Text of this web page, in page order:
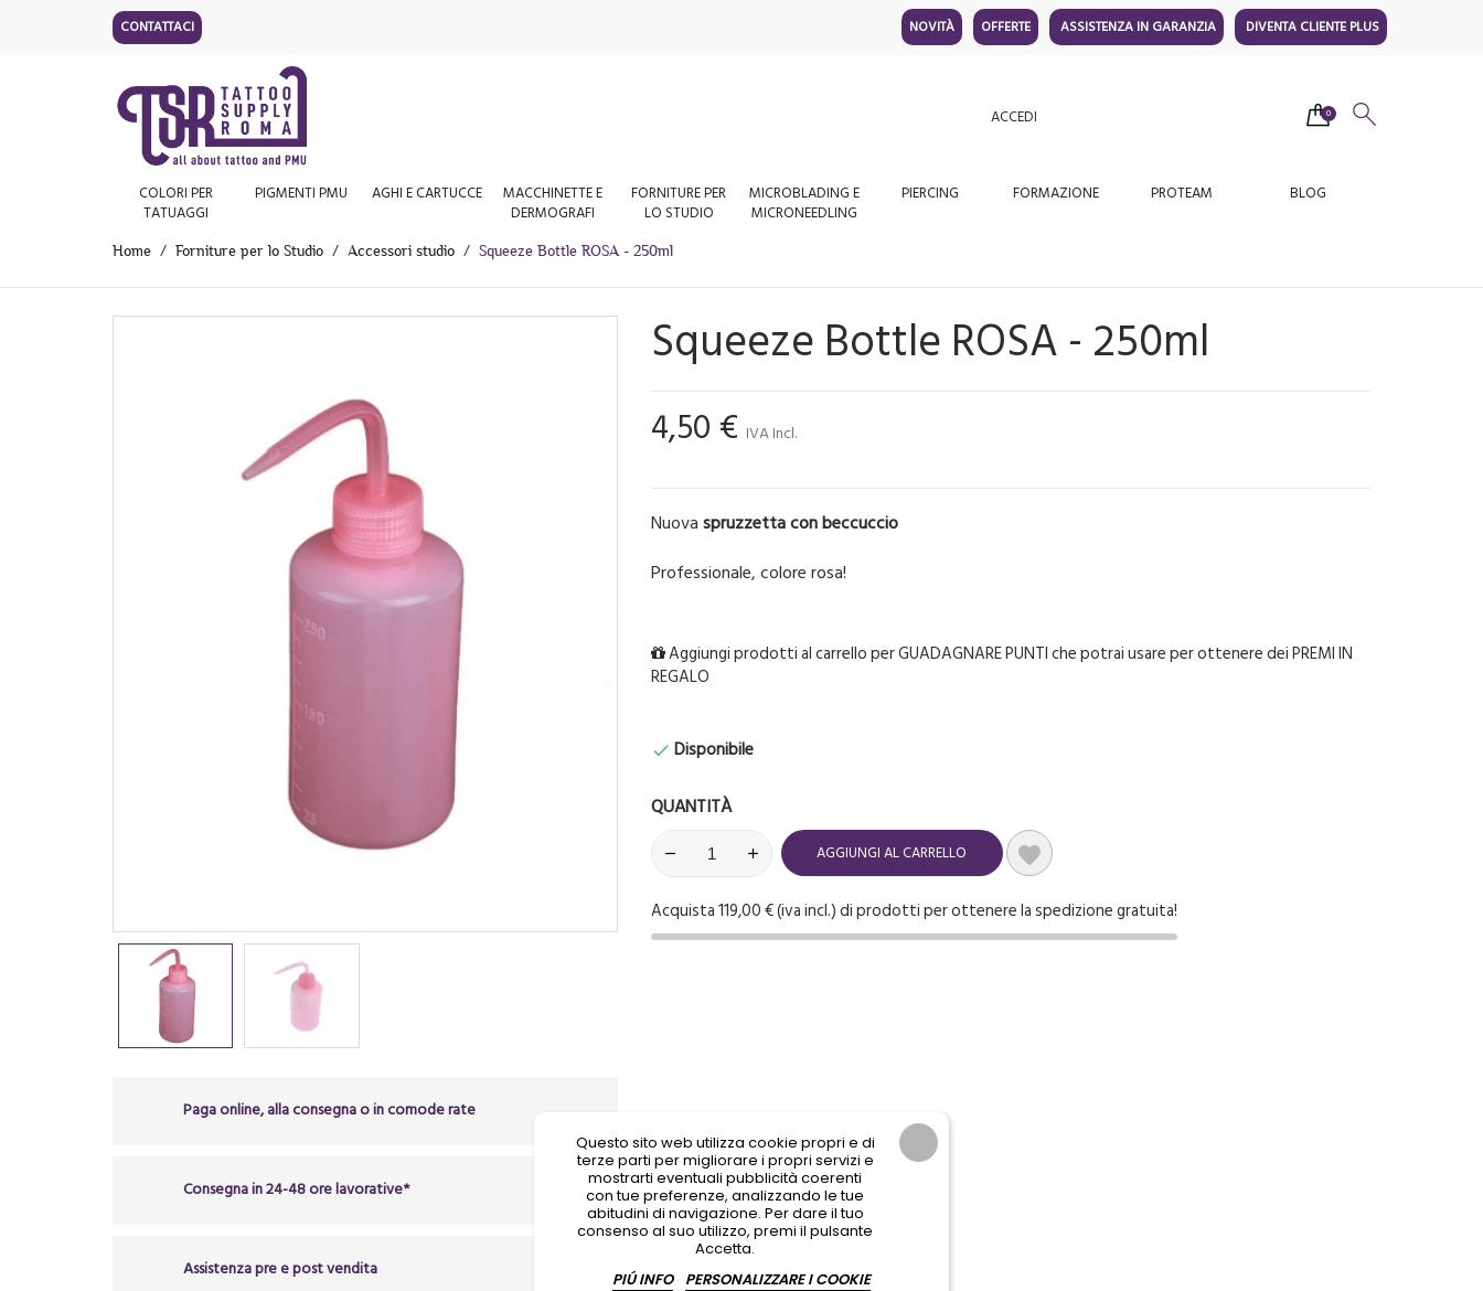
CONTATTACI NOVITÀ OFFERTE ASSISTENZA IN GARANZIA DIVENTA CLIENTE PLUS
ACCEDI 0
COLORI PER
TATUAGGI
PIGMENTI PMU AGHI E CARTUCCE
MACCHINETTE E
DERMOGRAFI
FORNITURE PER
LO STUDIO
MICROBLADING E
MICRONEEDLING
PIERCING FORMAZIONE PROTEAM BLOG
Home Forniture per lo Studio Accessori studio Squeeze Bottle ROSA - 250ml
Paga online, alla consegna o in comode rate
Consegna in 24-48 ore lavorative*
Assistenza pre e post vendita
Squeeze Bottle ROSA - 250ml
4,50 € IVA Incl.
Nuovaspruzzetta con beccuccio
Professionale, colore rosa!
Aggiungi prodotti al carrello per GUADAGNARE PUNTI che potrai usare per ottenere dei PREMI IN
REGALO
 Disponibile
QUANTITÀ
AGGIUNGI AL CARRELLO 
Acquista 119,00 € (iva incl.) di prodotti per ottenere la spedizione gratuita!
Questo sito web utilizza cookie propri e di
terze parti per migliorare i propri servizi e
mostrarti eventuali pubblicità coerenti
con tue preferenze, analizzando le tue
abitudini di navigazione. Per dare il tuo
consenso al suo utilizzo, premi il pulsante
Accetta.
PIÚ INFO
PERSONALIZZARE I COOKIE